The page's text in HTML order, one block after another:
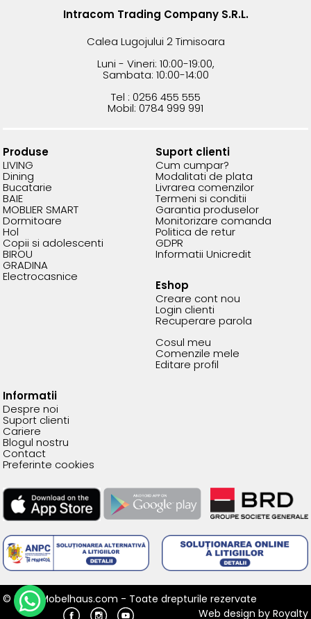
Intracom Trading Company S.R.L.
Calea Lugojului 2 Timisoara
Luni - Vineri: 10:00-19:00,
Sambata: 10:00-14:00
Tel : 0256 455 555
Mobil: 0784 999 991
Produse
LIVING
Dining
Bucatarie
BAIE
MOBLIER SMART
Dormitoare
Hol
Copii si adolescenti
BIROU
GRADINA
Electrocasnice
Suport clienti
Cum cumpar?
Modalitati de plata
Livrarea comenzilor
Termeni si conditii
Garantia produselor
Monitorizare comanda
Politica de retur
GDPR
Informatii Unicredit
Eshop
Creare cont nou
Login clienti
Recuperare parola
Cosul meu
Comenzile mele
Editare profil
Informatii
Despre noi
Suport clienti
Cariere
Blogul nostru
Contact
Preferinte cookies
© 2026 Mobelhaus.com - Toate drepturile rezervate
Web design by Royalty